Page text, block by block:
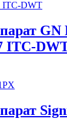
GN
ITC-